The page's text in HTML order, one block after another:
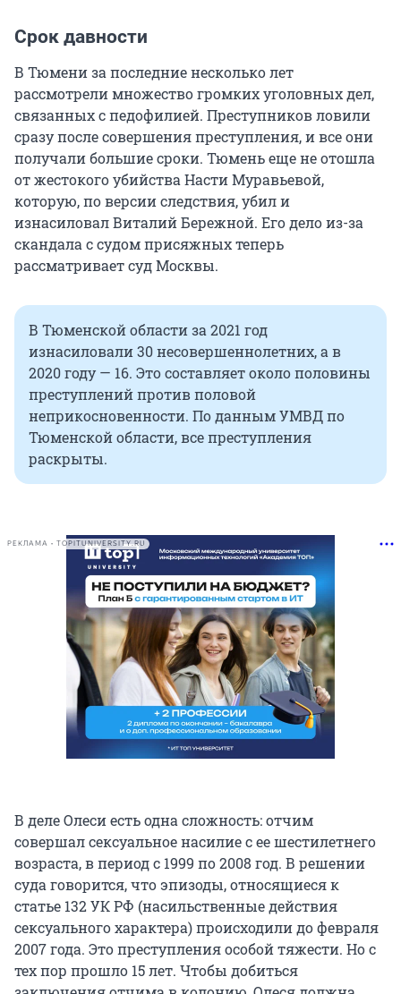
Срок давности
В Тюмени за последние несколько лет
рассмотрели множество громких уголовных дел,
связанных с педофилией. Преступников ловили
сразу после совершения преступления, и все они
получали большие сроки. Тюмень еще не отошла
от жестокого убийства Насти Муравьевой,
которую, по версии следствия, убил и
изнасиловал Виталий Бережной. Его дело из-за
скандала с судом присяжных теперь
рассматривает суд Москвы.
В Тюменской области за 2021 год
изнасиловали 30 несовершеннолетних, а в
2020 году — 16. Это составляет около половины
преступлений против половой
неприкосновенности. По данным УМВД по
Тюменской области, все преступления
раскрыты.
РЕКЛАМА • TOPITUNIVERSITY.RU
В деле Олеси есть одна сложность: отчим
совершал сексуальное насилие с ее шестилетнего
возраста, в период с 1999 по 2008 год. В решении
суда говорится, что эпизоды, относящиеся к
статье 132 УК РФ (насильственные действия
сексуального характера) происходили до февраля
2007 года. Это преступления особой тяжести. Но с
тех пор прошло 15 лет. Чтобы добиться